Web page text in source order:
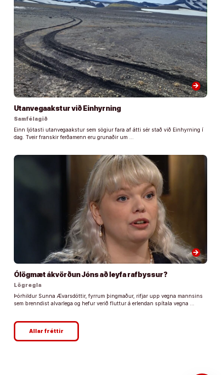
arrow_forward
Utanvegaakstur við Einhyrning
Samfélagið
Einn ljótasti utanvegaakstur sem sögiur fara af átti sér stað við Einhyrning í
dag. Tveir franskir ferðamenn eru grunaðir um …
arrow_forward
Ólögmæt ákvörðun Jóns að leyfa rafbyssur?
Lögregla
Þórhildur Sunna Ævarsdóttir, fyrrum þingmaður, rifjar upp vegna mannsins
sem brenndist alvarlega og hefur verið fluttur á erlendan spítala vegna …
Allar fréttir